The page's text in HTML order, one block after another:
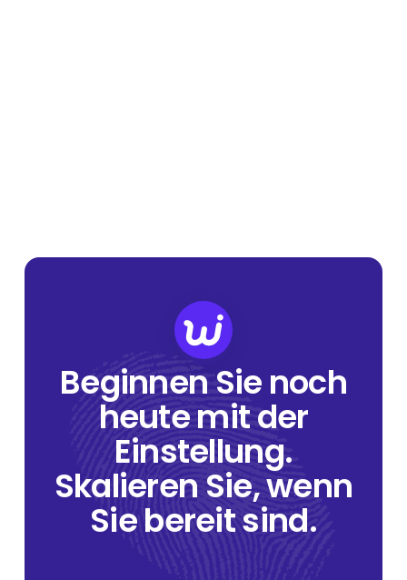
Beginnen Sie noch
heute mit der
Einstellung.
Skalieren Sie, wenn
Sie bereit sind.